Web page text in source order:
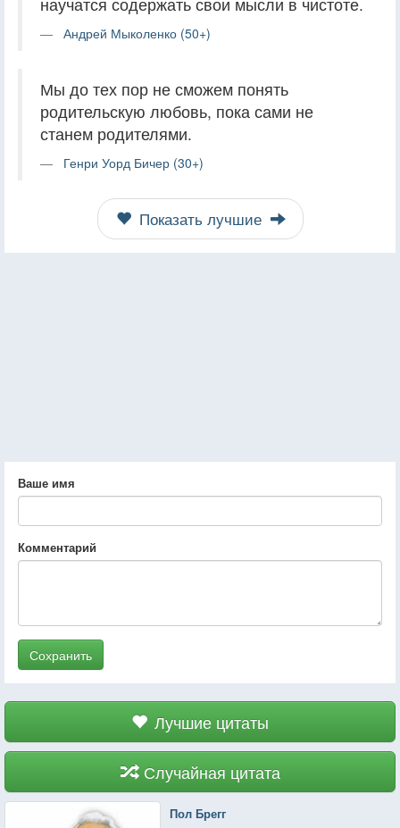
Андрей Мыколенко (50+)
Мы до тех пор не сможем понять
родительскую любовь, пока сами не
станем родителями.
Генри Уорд Бичер (30+)
Показать лучшие
Ваше имя
Комментарий
Сохранить
Лучшие цитаты
Случайная цитата
Пол Брегг